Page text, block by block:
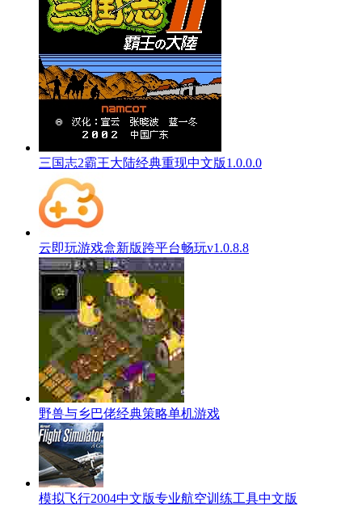
三国志2霸王大陆经典重现中文版1.0.0.0
云即玩游戏盒新版跨平台畅玩v1.0.8.8
野兽与乡巴佬经典策略单机游戏
模拟飞行2004中文版专业航空训练工具中文版